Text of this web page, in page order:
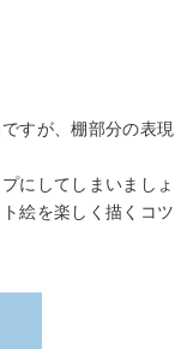
すが、棚部分の表現
にしてしまいましょ
絵を楽しく描くコツ